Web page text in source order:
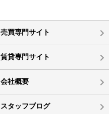
売買専門サイト
賃貸専門サイト
会社概要
スタッフブログ